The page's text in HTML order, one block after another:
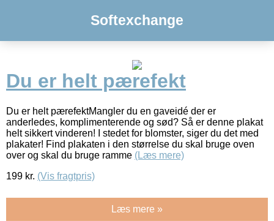
Softexchange
Du er helt pærefekt
Du er helt pærefektMangler du en gaveidé der er
anderledes, komplimenterende og sød? Så er denne plakat
helt sikkert vinderen! I stedet for blomster, siger du det med
plakater! Find plakaten i den størrelse du skal bruge oven
over og skal du bruge ramme (Læs mere)
199 kr. (Vis fragtpris)
Læs mere »